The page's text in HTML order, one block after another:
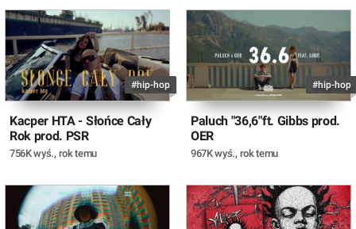
#hip-hop
Kacper HTA - Słońce Cały
Rok prod. PSR
756K wyś., rok temu
#hip-hop
Paluch "36,6"ft. Gibbs prod.
OER
967K wyś., rok temu